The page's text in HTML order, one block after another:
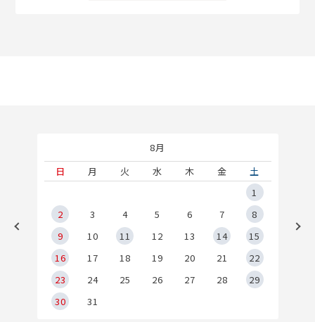
8月
日
月 火 水 木 金
土
1
2
3 4 5 6 7
8
9
10 11 12 13 14
15
16
17 18 19 20 21
22
23
24 25 26 27 28
29
30
31